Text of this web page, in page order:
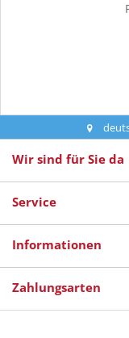
Wir sind für Sie da
Service
Informationen
Zahlungsarten